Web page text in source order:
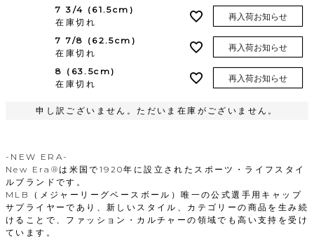
7 3/4 (61.5cm)
在庫切れ
再入荷お知らせ
7 7/8 (62.5cm)
在庫切れ
再入荷お知らせ
8 (63.5cm)
在庫切れ
再入荷お知らせ
申し訳ございません。ただいま在庫がございません。
-NEW ERA-
New Era®は米国で1920年に設立されたスポーツ・ライフスタイ
ルブランドです。
MLB（メジャーリーグベースボール）唯一の公式選手用キャップ
サプライヤーであり、新しいスタイル、カテゴリーの商品を生み続
けることで、ファッション・カルチャーの領域でも高い支持を受け
ています。